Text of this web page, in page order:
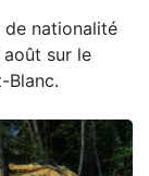
de nationalité
sur le
Blanc.